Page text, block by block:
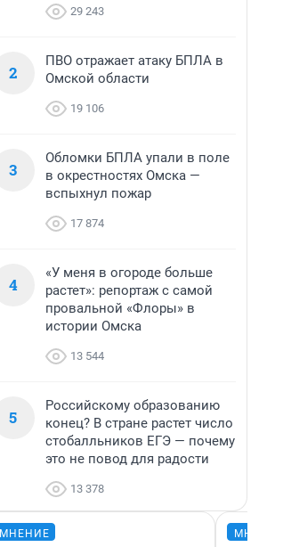
29 243
2
ПВО отражает атаку БПЛА в
Омской области
19 106
3
Обломки БПЛА упали в поле
в окрестностях Омска —
вспыхнул пожар
17 874
4
«У меня в огороде больше
растет»: репортаж с самой
провальной «Флоры» в
истории Омска
13 544
5
Российскому образованию
конец? В стране растет число
стобалльников ЕГЭ — почему
это не повод для радости
13 378
МНЕНИЕ